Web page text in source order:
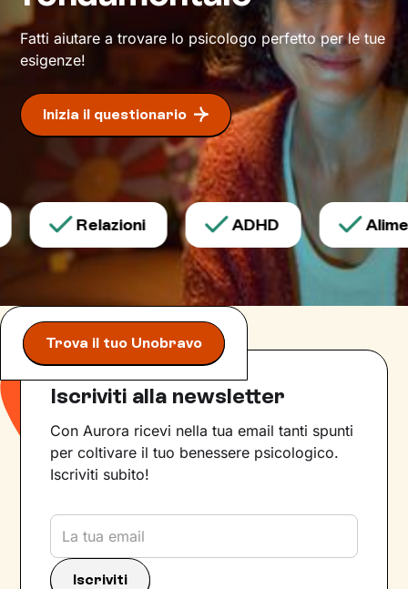
Fatti aiutare a trovare lo psicologo perfetto per le tue
esigenze!
Inizia il questionario
Relazioni ADHD
Trova il tuo Unobravo
Iscriviti alla newsletter
Con Aurora ricevi nella tua email tanti spunti
per coltivare il tuo benessere psicologico.
Iscriviti subito!